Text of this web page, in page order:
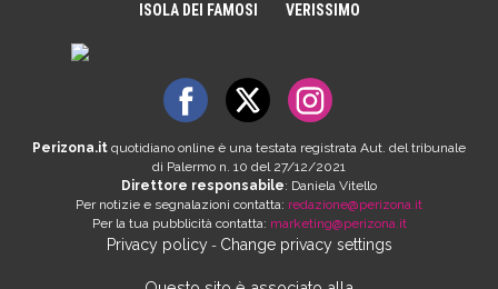
ISOLA DEI FAMOSI VERISSIMO
Perizona.it quotidiano online è una testata registrata Aut. del tribunale
di Palermo n. 10 del 27/12/2021
Direttore responsabile: Daniela Vitello
Per notizie e segnalazioni contatta: redazione@perizona.it
Per la tua pubblicità contatta: marketing@perizona.it
Privacy policy- Change privacy settings